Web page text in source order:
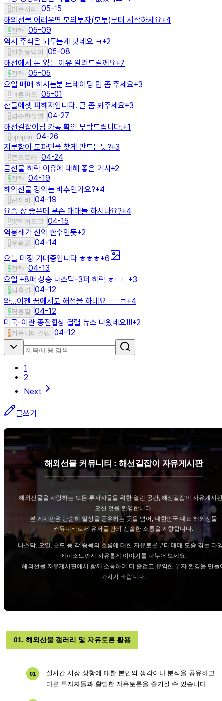
1밝은서리
05-15
해외선물 어려우면 모의투자(모투)부터 시작하세요+4
2전략 05-09
역시 주식은 놔두는게 낫네요 ㅋ+2
1인천토박이
05-08
해선에서 돈 잃는 이유 알려드릴께요+7
2전략 05-05
오일 매매 하시는분 트레이딩 팁 좀 주세요+3
1빠른파도 05-01
산들에셋 피해자입니다. 글 좀 봐주세요+3
1겸손한샛별
04-27
해선길잡이님 카톡 확인 부탁드립니다.+1
1opopoo 04-26
지루함이 도파민을 찾게 만드는듯?+3
1큰오로라 04-24
금선물 하락 이유에 대해 좋은 기사+2
2전략 04-19
해외선물 강의는 비추인가요?+4
1큰제비
04-19
요즘 장 좋은데 무슨 매매들 하시나요?+4
1못먹어도고 04-15
역봉쇄가 신의 한수인듯+2
1우왕굳 04-14
오늘 미장 기대중입니다 ㅎㅎㅎ+6
2전략 04-13
오일 +8퍼 상승 나스닥-3퍼 하락 ㅎㄷㄷ+3
2딤홍길
04-12
와...이젠 꿈에서도 해선을 하네요ㅡㅡㅋ+4
2딤홍길
04-12
미국-이란 종전협상 결렬 뉴스 나왔네요!!!+2
3커뮤니티스텝 04-12
1
2
Next
글쓰기
해외선물 커뮤니티 : 해선길잡이 자유게시판
해외선물을 사랑하는 모든 투자자들을 위한 열린 공간, 해선길잡이 자유게시
오신 것을 환영합니다.
본 게시판은 단순히 일상을 공유하는 곳을 넘어, 대한민국 대표 해외선물
커뮤니티로서 유저들 간의 진솔한 소통을 지향합니다.
나스닥, 오일, 골드 등 각 종목의 흐름에 대한 자유토론부터 매매 도중 겪는 다
에피소드까지 자유롭게 이야기를 나누어 보세요.
해외선물 자유게시판에서 함께 소통하며 더 즐겁고 유익한 투자 환경을 만들
가시기 바랍니다.
01. 해외선물 갤러리 및 자유토론 활용
01
실시간 시장 상황에 대한 본인의 생각이나 분석을 공유하고
다른 투자자들과 활발한 자유토론을 즐기실 수 있습니다.